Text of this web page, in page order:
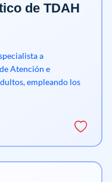
de TDAH
a
Atención e
empleando los